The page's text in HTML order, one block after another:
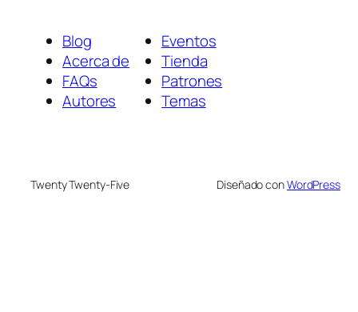
Blog
Acerca de
FAQs
Autores
Eventos
Tienda
Patrones
Temas
Twenty Twenty-Five Diseñado conWordPress